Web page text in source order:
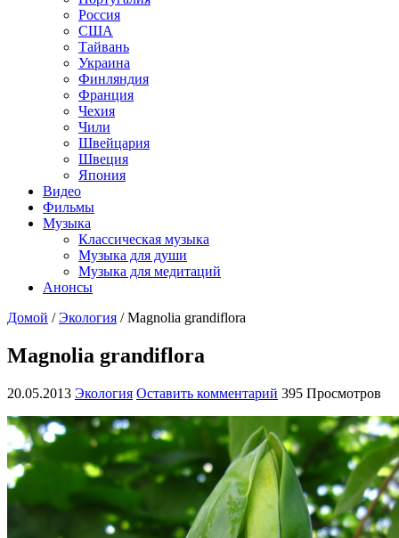
Россия
США
Тайвань
Украина
Финляндия
Франция
Чехия
Чили
Швейцария
Швеция
Япония
Видео
Фильмы
Музыка
Классическая музыка
Музыка для души
Музыка для медитаций
Анонсы
Домой / Экология / Magnolia grandiflora
Magnolia grandiflora
20.05.2013 Экология Оставить комментарий 395 Просмотров